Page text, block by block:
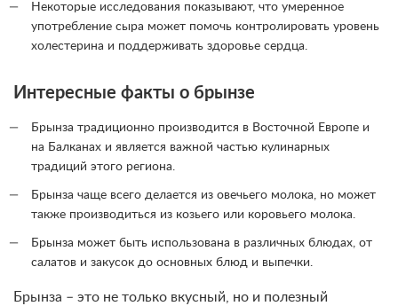
Некоторые исследования показывают, что умеренное
употребление сыра может помочь контролировать уровень
холестерина и поддерживать здоровье сердца.
Интересные факты о брынзе
Брынза традиционно производится в Восточной Европе и
на Балканах и является важной частью кулинарных
традиций этого региона.
Брынза чаще всего делается из овечьего молока, но может
также производиться из козьего или коровьего молока.
Брынза может быть использована в различных блюдах, от
салатов и закусок до основных блюд и выпечки.
Брынза – это не только вкусный, но и полезный